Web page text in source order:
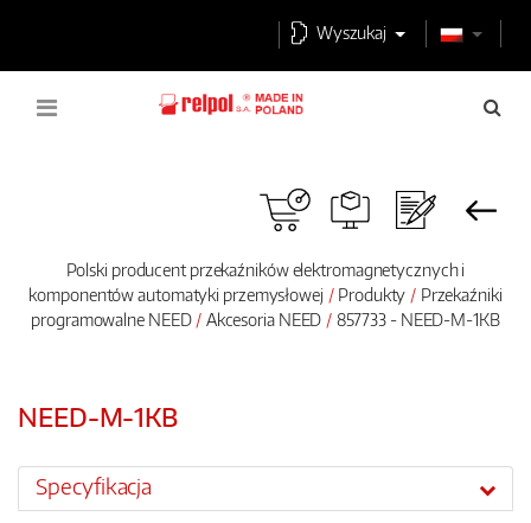
Wyszukaj
Polski producent przekaźników elektromagnetycznych i
komponentów automatyki przemysłowej
Produkty
Przekaźniki
programowalne NEED
Akcesoria NEED 857733 - NEED-M-1KB
NEED-M-1KB
Specyfikacja